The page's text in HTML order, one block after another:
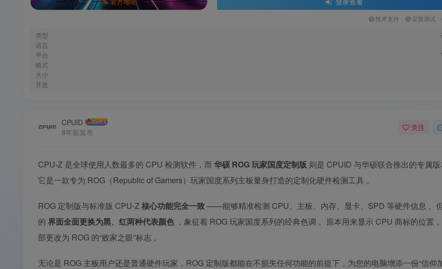
技术支持 安装调试
类型
语言
平台
格式
大小
开发
CPUID
8年前发布
关注
CPU-Z 是全球使用人数最多的 CPU 检测软件，而 华硕 ROG 玩家国度定制版 则是 CPUID 与华硕联合推出的专属
它是一款专为 ROG（Republic of Gamers）玩家国度系列主板量身打造的定制化硬件检测工具 。
ROG 定制版与标准版 CPU-Z核心功能完全一致——能够精准检测 CPU、主板、内存、显卡、SPD 等硬件信息 。
的 界面全面更换为黑、红两种代表颜色 ，象征着 ROG 玩家国度系列的经典色调 。原本用来显示 CPU 商标的位置
部更改为 ROG 的“败家之眼”标志 。
无论是 ROG 主板用户还是普通硬件玩家，ROG 定制版都能在不损失任何功能的前提下，为您的电脑增添一份“信仰
登